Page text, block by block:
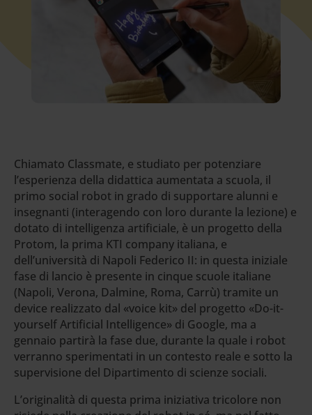
Chiamato Classmate, e studiato per potenziare
l’esperienza della didattica aumentata a scuola, il
primo social robot in grado di supportare alunni e
insegnanti (interagendo con loro durante la lezione) e
dotato di intelligenza artificiale, è un progetto della
Protom, la prima KTI company italiana, e
dell’università di Napoli Federico II: in questa iniziale
fase di lancio è presente in cinque scuole italiane
(Napoli, Verona, Dalmine, Roma, Carrù) tramite un
device realizzato dal «voice kit» del progetto «Do-it-
yourself Artificial Intelligence» di Google, ma a
gennaio partirà la fase due, durante la quale i robot
verranno sperimentati in un contesto reale e sotto la
supervisione del Dipartimento di scienze sociali.
L’originalità di questa prima iniziativa tricolore non